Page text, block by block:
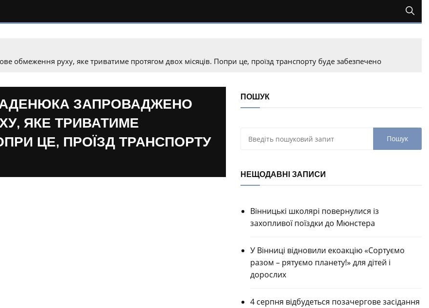
обмеження руху, яке триватиме протягом двох місяців. Попри це, проїзд транспорту буде забезпечено
ЗАПРОВАДЖЕНО
ЯКЕ ТРИВАТИМЕ
ЦЕ, ПРОЇЗД ТРАНСПОРТУ
ПОШУК
НЕЩОДАВНІ ЗАПИСИ
Вінницькі школярі повернулися із
захопливої поїздки до Мюнстера
У Вінниці відновили екоакцію «Сортуємо
разом – рятуємо планету!» для дітей і
дорослих
4 серпня відбудеться позачергове засідання